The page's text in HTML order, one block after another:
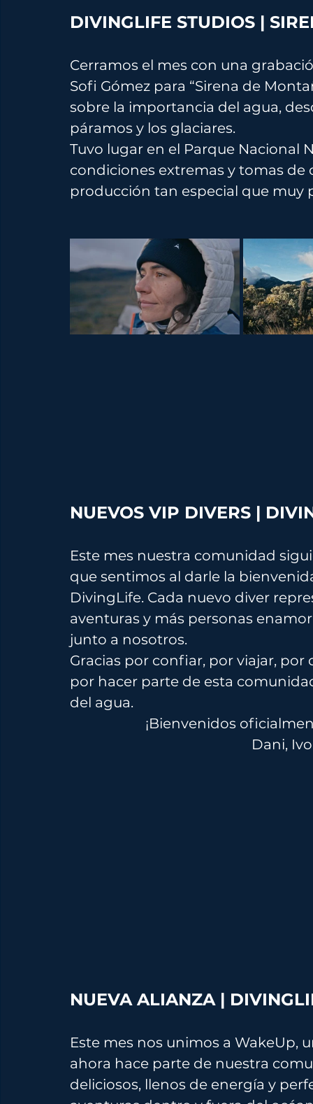
DIVINGLIFE STUDIOS |
Cerramos el mes con una
Sofi Gómez para “Sirena de
sobre la importancia del agua,
páramos y los glaciares.
Tuvo lugar en el Parque Nacional
condiciones extremas y tomas
producción tan especial que muy
NUEVOS VIP DIVERS |
Este mes nuestra comunidad
que sentimos al darle la
DivingLife. Cada nuevo diver
aventuras y más personas
junto a nosotros.
Gracias por confiar, por viajar,
por hacer parte de esta
del agua.
¡Bienvenidos
Dani,
NUEVA ALIANZA |
Este mes nos unimos a WakeUp,
ahora hace parte de nuestra
deliciosos, llenos de energía y